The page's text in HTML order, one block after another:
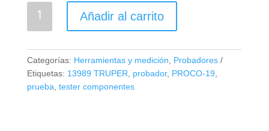
Probador
19
cm,
Añadir al carrito
Categorías: Herramientas y medición, Probadores
Etiquetas: 13989 TRUPER, probador, PROCO-19,
prueba, tester componentes